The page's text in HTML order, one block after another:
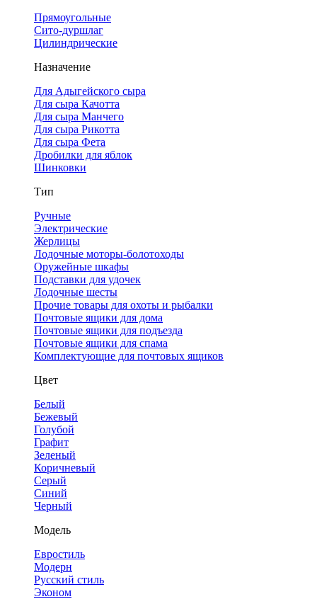
Прямоугольные
Сито-дуршлаг
Цилиндрические
Назначение
Для Адыгейского сыра
Для сыра Качотта
Для сыра Манчего
Для сыра Рикотта
Для сыра Фета
Дробилки для яблок
Шинковки
Тип
Ручные
Электрические
Жерлицы
Лодочные моторы-болотоходы
Оружейные шкафы
Подставки для удочек
Лодочные шесты
Прочие товары для охоты и рыбалки
Почтовые ящики для дома
Почтовые ящики для подъезда
Почтовые ящики для спама
Комплектующие для почтовых ящиков
Цвет
Белый
Бежевый
Голубой
Графит
Зеленый
Коричневый
Серый
Синий
Черный
Модель
Евростиль
Модерн
Русский стиль
Эконом